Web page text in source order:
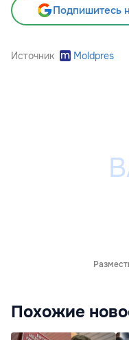
Подпишитесь
Источник Moldpres
Похожие